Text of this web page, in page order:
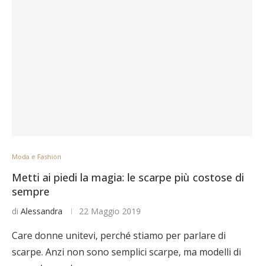
Moda e Fashion
Metti ai piedi la magia: le scarpe più costose di
sempre
di Alessandra 22 Maggio 2019
Care donne unitevi, perché stiamo per parlare di
scarpe. Anzi non sono semplici scarpe, ma modelli di